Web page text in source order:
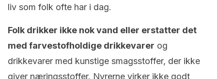
liv som folk ofte har i dag.
Folk drikker ikke nok vand eller erstatter det
med farvestofholdige drikkevarer og
drikkevarer med kunstige smagsstoffer, der ikke
giver næringsstoffer. Nyrerne virker ikke godt